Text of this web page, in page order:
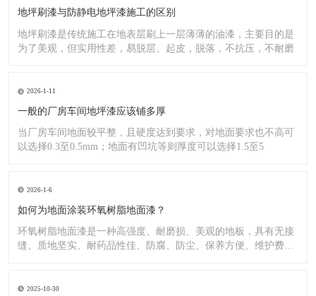
地坪刷漆与防静电地坪漆施工的区别
地坪刷漆是传统施工在地表层刷上一层薄薄的油漆，主要目的是
为了美观，但实用性差，易脱层、起皮，脱落，不抗压，不耐磨
2026-1-11
一般的厂房车间地坪漆应该铺多厚
当厂房车间地面较平整，且硬度达到要求，对地面要求也不高可
以选择0.3至0.5mm；地面有凹坑等则厚度可以选择1.5至5
2026-1-6
如何为地面涂装环氧树脂地面漆？
环氧树脂地面漆是一种高强度、耐磨损、美观的地板，具有无接
缝、质地坚实、耐药品性佳、防腐、防尘、保养方便、维护费用
2025-10-30